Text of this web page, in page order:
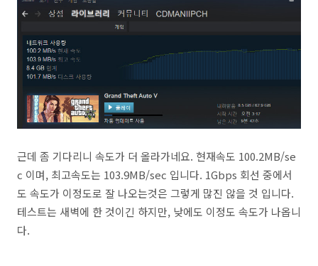
근데 좀 기다리니 속도가 더 올라가네요. 현재속도 100.2MB/se
c 이며, 최고속도는 103.9MB/sec 입니다. 1Gbps 회선 중에서
도 속도가 이정도로 잘 나오는것은 그렇게 많진 않을 것 입니다.
테스트는 새벽에 한 것이긴 하지만, 낮에도 이정도 속도가 나옵니
다.